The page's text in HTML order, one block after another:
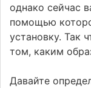
однако сейчас
помощью
установку. Так
том, каким
Давайте